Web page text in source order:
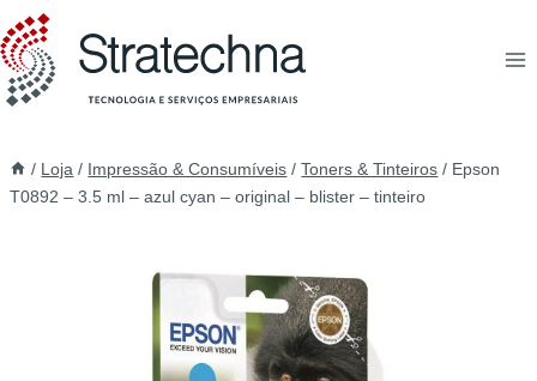
/ Loja / Impressão & Consumíveis / Toners & Tinteiros / Epson
T0892 – 3.5 ml – azul cyan – original – blister – tinteiro